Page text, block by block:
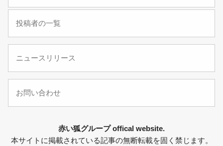
投稿者の一覧
ニュースリリース
お問い合わせ
赤い狐グループ offical website.
本サイトに掲載されている記事の無断転載を固く禁じます。